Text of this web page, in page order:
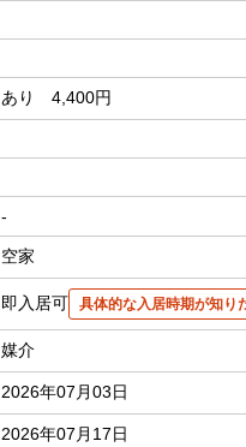
あり 4,400円
-
空家
即入居可 具体的な入居時期が知り
媒介
2026年07月03日
2026年07月17日